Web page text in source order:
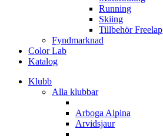
Running
Skiing
Tillbehör Freelap
Fyndmarknad
Color Lab
Katalog
Klubb
Alla klubbar
Arboga Alpina
Arvidsjaur